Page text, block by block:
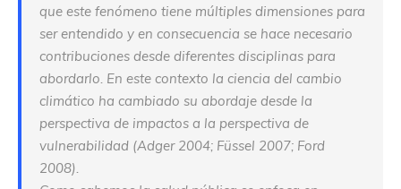
que este fenómeno tiene múltiples dimensiones para
ser entendido y en consecuencia se hace necesario
contribuciones desde diferentes disciplinas para
abordarlo. En este contexto la ciencia del cambio
climático ha cambiado su abordaje desde la
perspectiva de impactos a la perspectiva de
vulnerabilidad (Adger 2004; Füssel 2007; Ford
2008).